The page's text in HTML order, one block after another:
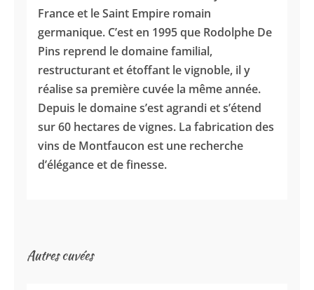
France et le Saint Empire romain
germanique. C’est en 1995 que Rodolphe De
Pins reprend le domaine familial,
restructurant et étoffant le vignoble, il y
réalise sa première cuvée la même année.
Depuis le domaine s’est agrandi et s’étend
sur 60 hectares de vignes. La fabrication des
vins de Montfaucon est une recherche
d’élégance et de finesse.
Autres cuvées